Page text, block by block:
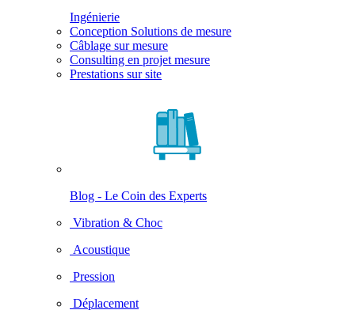
Ingénierie
Conception Solutions de mesure
Câblage sur mesure
Consulting en projet mesure
Prestations sur site
Blog - Le Coin des Experts
Vibration & Choc
Acoustique
Pression
Déplacement